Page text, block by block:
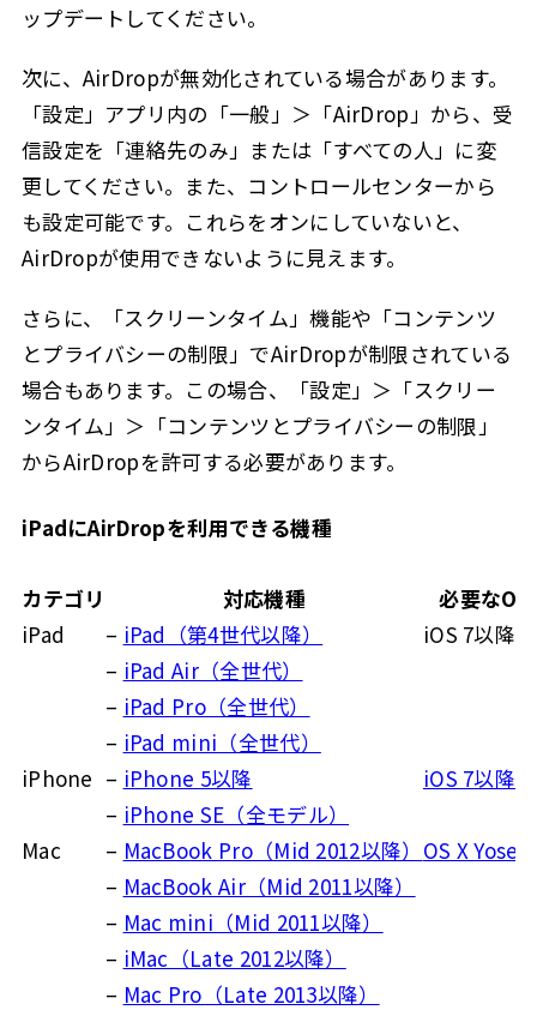
ップデートしてください。
次に、AirDropが無効化されている場合があります。
「設定」アプリ内の「一般」＞「AirDrop」から、受
信設定を「連絡先のみ」または「すべての人」に変
更してください。また、コントロールセンターから
も設定可能です。これらをオンにしていないと、
AirDropが使用できないように見えます。
さらに、「スクリーンタイム」機能や「コンテンツ
とプライバシーの制限」でAirDropが制限されている
場合もあります。この場合、「設定」＞「スクリー
ンタイム」＞「コンテンツとプライバシーの制限」
からAirDropを許可する必要があります。
iPadにAirDropを利用できる機種
カテゴリ 対応機種
必要な
iPad
– iPad（第4世代以降）
– iPad Air（全世代）
– iPad Pro（全世代）
– iPad mini（全世代）
iOS 7以降
iPhone – iPhone 5以降
– iPhone SE（全モデル）
iOS 7以降
Mac – MacBook Pro（Mid 2012以降）
– MacBook Air（Mid 2011以降）
– Mac mini（Mid 2011以降）
– iMac（Late 2012以降）
– Mac Pro（Late 2013以降）
OS X